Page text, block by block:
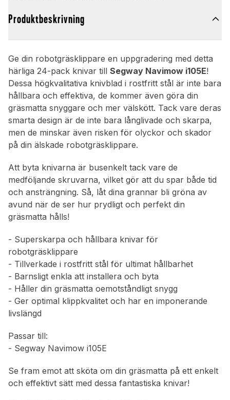
Produktbeskrivning
Ge din robotgräsklippare en uppgradering med detta
härliga 24-pack knivar till Segway Navimow i105E!
Dessa högkvalitativa knivblad i rostfritt stål är inte bara
hållbara och effektiva, de kommer även göra din
gräsmatta snyggare och mer välskött. Tack vare deras
smarta design är de inte bara långlivade och skarpa,
men de minskar även risken för olyckor och skador
på din älskade robotgräsklippare.
Att byta knivarna är busenkelt tack vare de
medföljande skruvarna, vilket gör att du spar både tid
och ansträngning. Så, låt dina grannar bli gröna av
avund när de ser hur prydligt och perfekt din
gräsmatta hålls!
- Superskarpa och hållbara knivar för
robotgräsklippare
- Tillverkade i rostfritt stål för ultimat hållbarhet
- Barnsligt enkla att installera och byta
- Håller din gräsmatta oemotståndligt snygg
- Ger optimal klippkvalitet och har en imponerande
livslängd
Passar till:
- Segway Navimow i105E
Se fram emot att sköta om din gräsmatta på ett enkelt
och effektivt sätt med dessa fantastiska knivar!